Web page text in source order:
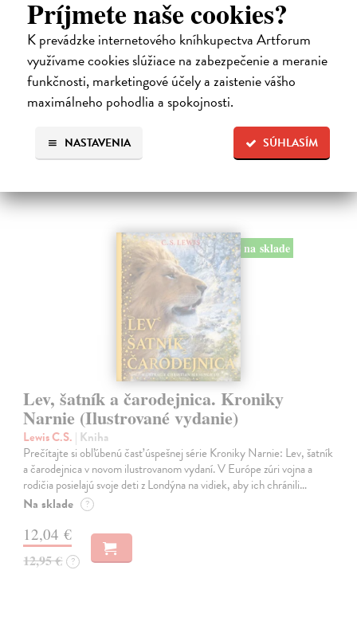
Príjmete naše cookies?
K prevádzke internetového kníhkupectva Artforum
využívame cookies slúžiace na zabezpečenie a meranie
funkčnosti, marketingové účely a zaistenie vášho
maximálneho pohodlia a spokojnosti.
SÚHLASÍM
NASTAVENIA
Alica a hmyz
Dúbravský Andrej| Kniha
Alica je zvedavá mačka, ktorá býva so zvedavým Andrejom. Obaja sú
fascinovaní ríšou hmyzu.
Na sklade ?
28,90 €
na sklade
Lev, šatník a čarodejnica. Kroniky
Narnie (Ilustrované vydanie)
Lewis C.S. | Kniha
Prečítajte si obľúbenú časť úspešnej série Kroniky Narnie: Lev, šatník
a čarodejnica v novom ilustrovanom vydaní. V Európe zúri vojna a
rodičia posielajú svoje deti z Londýna na vidiek, aby ich chránili…
Na sklade ?
12,04 €
12,95 € ?